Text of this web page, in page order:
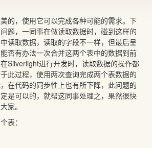
的，使用它可以完成各种可能的需求。下
题，一同事在做读取数据时，碰到这样的
读取数据，读取的字段不一样，但最后呈
否有办法一次合并这两个表中的数据到前
Silverlight进行开发时，读取数据的操作都
此过程，使用两次查询完成两个表数据的
在代码的同步性上也有所下降，此问题的
是可以的，就帮这同事处理之，果然很快
家。
表：